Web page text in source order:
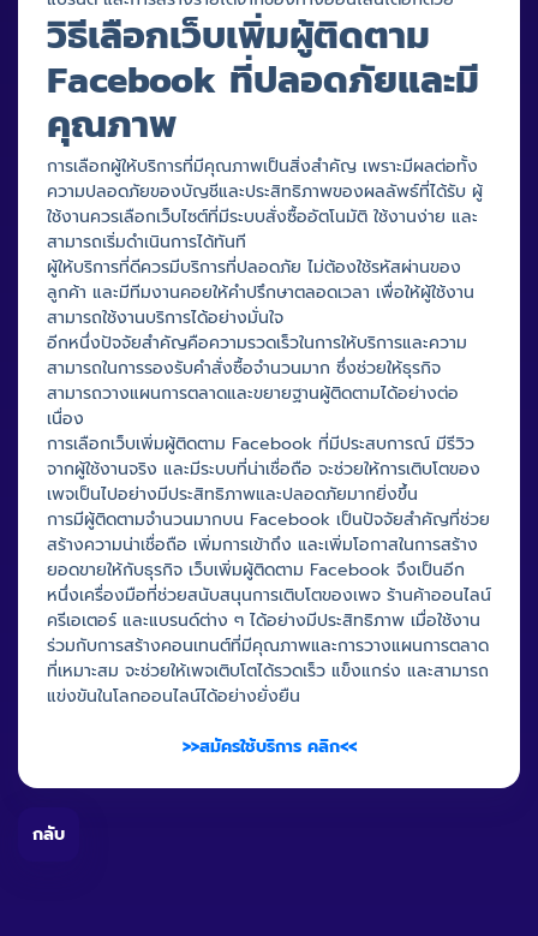
วิธีเลือกเว็บเพิ่มผู้ติดตาม
Facebook ที่ปลอดภัยและมี
คุณภาพ
การเลือกผู้ให้บริการที่มีคุณภาพเป็นสิ่งสำคัญ เพราะมีผลต่อทั้ง
ความปลอดภัยของบัญชีและประสิทธิภาพของผลลัพธ์ที่ได้รับ ผู้
ใช้งานควรเลือกเว็บไซต์ที่มีระบบสั่งซื้ออัตโนมัติ ใช้งานง่าย และ
สามารถเริ่มดำเนินการได้ทันที
ผู้ให้บริการที่ดีควรมีบริการที่ปลอดภัย ไม่ต้องใช้รหัสผ่านของ
ลูกค้า และมีทีมงานคอยให้คำปรึกษาตลอดเวลา เพื่อให้ผู้ใช้งาน
สามารถใช้งานบริการได้อย่างมั่นใจ
อีกหนึ่งปัจจัยสำคัญคือความรวดเร็วในการให้บริการและความ
สามารถในการรองรับคำสั่งซื้อจำนวนมาก ซึ่งช่วยให้ธุรกิจ
สามารถวางแผนการตลาดและขยายฐานผู้ติดตามได้อย่างต่อ
เนื่อง
การเลือกเว็บเพิ่มผู้ติดตาม Facebook ที่มีประสบการณ์ มีรีวิว
จากผู้ใช้งานจริง และมีระบบที่น่าเชื่อถือ จะช่วยให้การเติบโตของ
เพจเป็นไปอย่างมีประสิทธิภาพและปลอดภัยมากยิ่งขึ้น
การมีผู้ติดตามจำนวนมากบน Facebook เป็นปัจจัยสำคัญที่ช่วย
สร้างความน่าเชื่อถือ เพิ่มการเข้าถึง และเพิ่มโอกาสในการสร้าง
ยอดขายให้กับธุรกิจ เว็บเพิ่มผู้ติดตาม Facebook จึงเป็นอีก
หนึ่งเครื่องมือที่ช่วยสนับสนุนการเติบโตของเพจ ร้านค้าออนไลน์
ครีเอเตอร์ และแบรนด์ต่าง ๆ ได้อย่างมีประสิทธิภาพ เมื่อใช้งาน
ร่วมกับการสร้างคอนเทนต์ที่มีคุณภาพและการวางแผนการตลาด
ที่เหมาะสม จะช่วยให้เพจเติบโตได้รวดเร็ว แข็งแกร่ง และสามารถ
แข่งขันในโลกออนไลน์ได้อย่างยั่งยืน
>>สมัครใช้บริการ คลิก<<
กลับ